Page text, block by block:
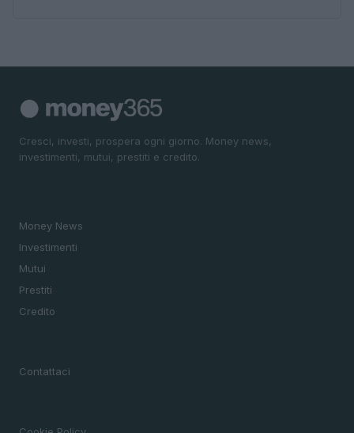
Cresci, investi, prospera ogni giorno. Money news,
investimenti, mutui, prestiti e credito.
Money News
Investimenti
Mutui
Prestiti
Credito
Contattaci